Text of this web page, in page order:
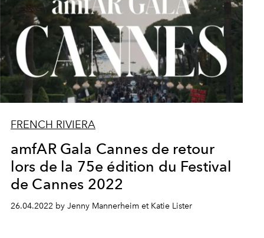
FRENCH RIVIERA
amfAR Gala Cannes de retour
lors de la 75e édition du Festival
de Cannes 2022
26.04.2022 by Jenny Mannerheim et Katie Lister